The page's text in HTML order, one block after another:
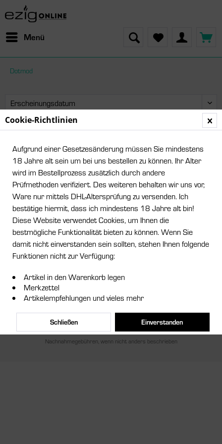
Menü
Dotmod
Service Hotline
Shop Service
Informationen
Newsletter
* Alle Preise inkl. gesetzl. Mehrwertsteuer zzgl.
Nachnahmegebühren, wenn nicht anders beschrieben
Cookie-Richtlinien
Aufgrund einer Gesetzesänderung müssen Sie mindestens
18 Jahre alt sein um bei uns bestellen zu können. Ihr Alter
wird im Bestellprozess zusätzlich durch andere
Prüfmethoden verifiziert. Des weiteren behalten wir uns vor,
Ware nur mittels DHL-Altersprüfung zu versenden. Ich
bestätige hiermit, dass ich mindestens 18 Jahre alt bin!
Diese Website verwendet Cookies, um Ihnen die
bestmögliche Funktionalität bieten zu können. Wenn Sie
damit nicht einverstanden sein sollten, stehen Ihnen folgende
Funktionen nicht zur Verfügung:
Artikel in den Warenkorb legen
Merkzettel
Artikelempfehlungen und vieles mehr
Einverstanden
Schließen